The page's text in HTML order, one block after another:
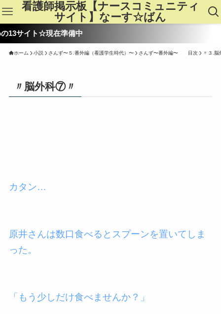
看護師掲示板【ナースコミュニティ
サイト】なーす☆ばん
ト☆現在準備中
ホーム 小説 さんず〜５.番外編（看護学生時代）〜 さんず〜番外編〜 目次 〃３.脳
〃脳外科⑦〃
カタン…
原井さんは数口食べるとスプーンを置いてしま
った。
「もう少しだけ食べませんか？」